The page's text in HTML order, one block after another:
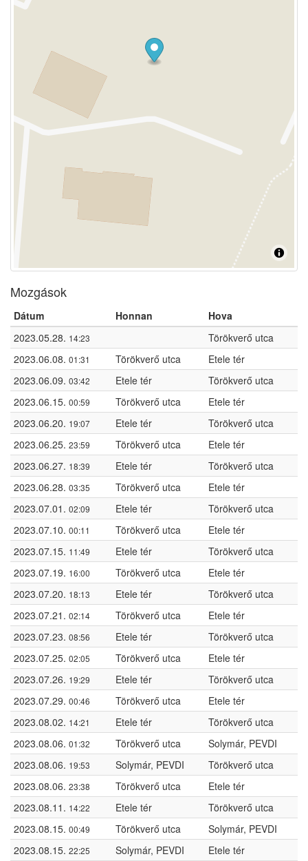
Mozgások
Dátum Honnan
Hova
2023.05.28. 14:23
Törökverő utca
2023.06.08. 01:31 Törökverő utca
Etele tér
2023.06.09. 03:42 Etele tér
Törökverő utca
2023.06.15. 00:59 Törökverő utca
Etele tér
2023.06.20. 19:07 Etele tér
Törökverő utca
2023.06.25. 23:59 Törökverő utca
Etele tér
2023.06.27. 18:39 Etele tér
Törökverő utca
2023.06.28. 03:35 Törökverő utca
Etele tér
2023.07.01. 02:09 Etele tér
Törökverő utca
2023.07.10. 00:11 Törökverő utca
Etele tér
2023.07.15. 11:49 Etele tér
Törökverő utca
2023.07.19. 16:00 Törökverő utca
Etele tér
2023.07.20. 18:13 Etele tér
Törökverő utca
2023.07.21. 02:14 Törökverő utca
Etele tér
2023.07.23. 08:56 Etele tér
Törökverő utca
2023.07.25. 02:05 Törökverő utca
Etele tér
2023.07.26. 19:29 Etele tér
Törökverő utca
2023.07.29. 00:46 Törökverő utca
Etele tér
2023.08.02. 14:21 Etele tér
Törökverő utca
2023.08.06. 01:32 Törökverő utca
Solymár, PEVDI
2023.08.06. 19:53 Solymár, PEVDI
Törökverő utca
2023.08.06. 23:38 Törökverő utca
Etele tér
2023.08.11. 14:22 Etele tér
Törökverő utca
2023.08.15. 00:49 Törökverő utca
Solymár, PEVDI
2023.08.15. 22:25 Solymár, PEVDI
Etele tér